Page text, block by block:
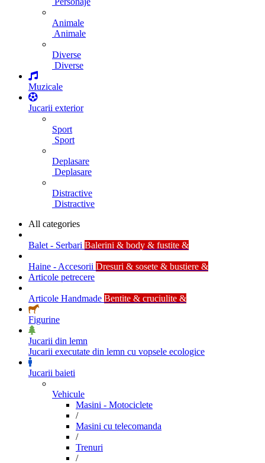
Animale
Animale
Diverse
Diverse
Muzicale
Jucarii exterior
Sport
Sport
Deplasare
Deplasare
Distractive
Distractive
All categories
Balet - Serbari Balerini & body & fustite &
Haine - Accesorii Dresuri & sosete & bustiere &
Articole petrecere
Articole Handmade Bentite & cruciulite &
Figurine
Jucarii din lemn
Jucarii executate din lemn cu vopsele ecologice
Jucarii baieti
Vehicule
Masini - Motociclete
/
Masini cu telecomanda
/
Trenuri
/